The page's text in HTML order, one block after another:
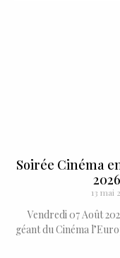
Soirée Cinéma
13 mai
Vendredi 07 Août
géant du Cinéma